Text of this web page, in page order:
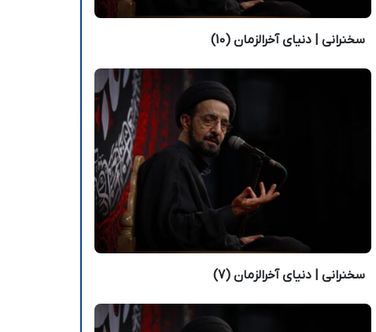
سخنرانی | دنیای آخرالزمان (10)
سخنرانی | دنیای آخرالزمان (7)